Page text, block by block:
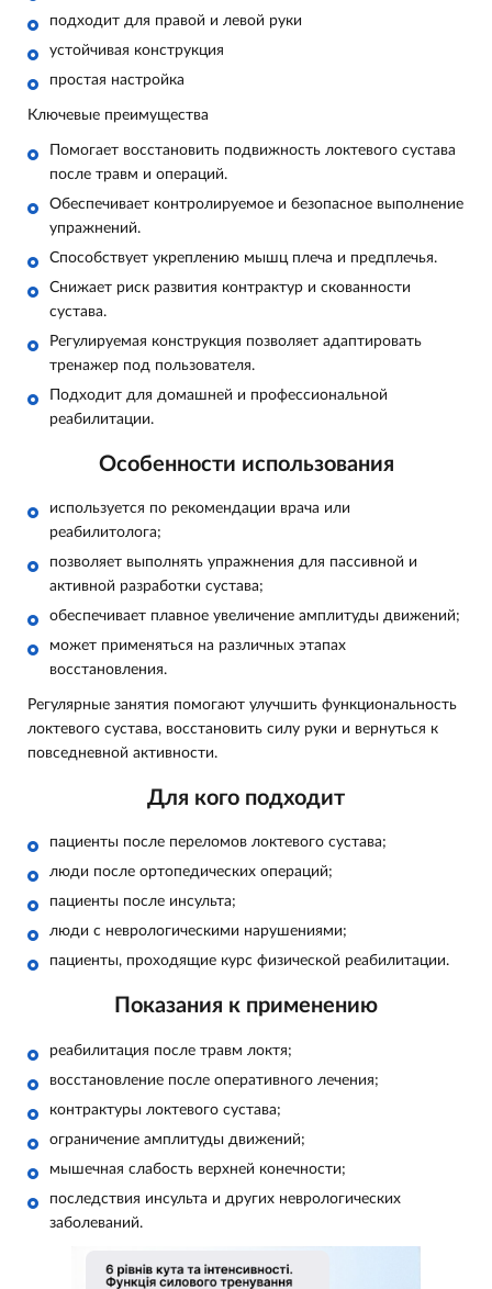
подходит для правой и левой руки
устойчивая конструкция
простая настройка
Ключевые преимущества
Помогает восстановить подвижность локтевого сустава
после травм и операций.
Обеспечивает контролируемое и безопасное выполнение
упражнений.
Способствует укреплению мышц плеча и предплечья.
Снижает риск развития контрактур и скованности
сустава.
Регулируемая конструкция позволяет адаптировать
тренажер под пользователя.
Подходит для домашней и профессиональной
реабилитации.
Особенности использования
используется по рекомендации врача или
реабилитолога;
позволяет выполнять упражнения для пассивной и
активной разработки сустава;
обеспечивает плавное увеличение амплитуды движений;
может применяться на различных этапах
восстановления.
Регулярные занятия помогают улучшить функциональность
локтевого сустава, восстановить силу руки и вернуться к
повседневной активности.
Для кого подходит
пациенты после переломов локтевого сустава;
люди после ортопедических операций;
пациенты после инсульта;
люди с неврологическими нарушениями;
пациенты, проходящие курс физической реабилитации.
Показания к применению
реабилитация после травм локтя;
восстановление после оперативного лечения;
контрактуры локтевого сустава;
ограничение амплитуды движений;
мышечная слабость верхней конечности;
последствия инсульта и других неврологических
заболеваний.